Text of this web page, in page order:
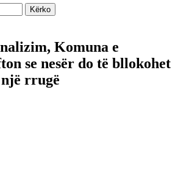
Komuna e
se nesër do të bllokohet
rrugë